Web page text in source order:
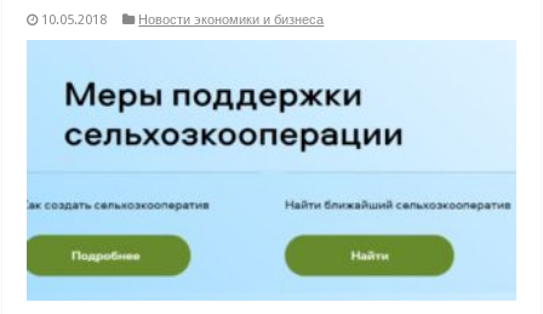
10.05.2018 Новости экономики и бизнеса